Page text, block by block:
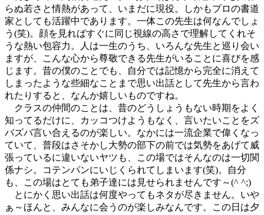
らぬ若さと情熱があって、いまだに現役。しかもプロの書道
家としても活躍中であります。一体この先生は何なんでしょ
う(笑)。顔を見ればすぐに同じ視線の高さで理解してくれそ
うな熱い包容力。人は一生のうち、いろんな先生と巡り会い
ますが、こんな心から尊敬できる先生がいることに喜びを感
じます。昔の僕のことでも、自分では記憶から完全に消えて
しまったような些細なことまで思い出話として先生から言わ
れたりすると、なんか嬉しいものですね。
クラスの仲間のことは、昔のどうしょうもない時期をよく
知ってるだけに、カッコつけようもなく、言いたいことをズ
バズバ言い合えるのが楽しい。なかには一流企業で偉くなっ
ていて、普段はさそかし大勢の部下の前では気勢をあげて威
張っているに違いないヤツも、この場ではそんなのは一切関
係ナシ。コテンパンにいじくられてしまいます(笑)。自分
も、この場はとても弟子達には見せられませんです～(^ ^;)
とにかく思い出話は何度やってもネタが尽きません。いや
ぁ～ほんと、みんなに会うのが楽しみなんです。この日は夕